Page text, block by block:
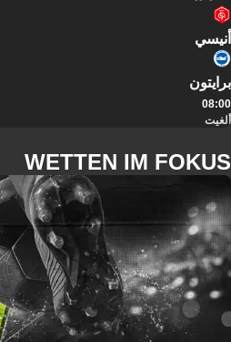
أنيسي
برايتون
08:00
ألغيت
WETTEN IM FOKUS